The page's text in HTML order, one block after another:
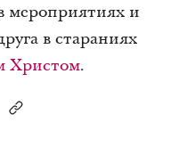
мероприятиях и
в стараниях
Христом.